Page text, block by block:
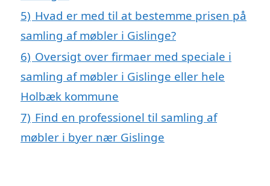
5) Hvad er med til at bestemme prisen på
samling af møbler i Gislinge?
6) Oversigt over firmaer med speciale i
samling af møbler i Gislinge eller hele
Holbæk kommune
7) Find en professionel til samling af
møbler i byer nær Gislinge